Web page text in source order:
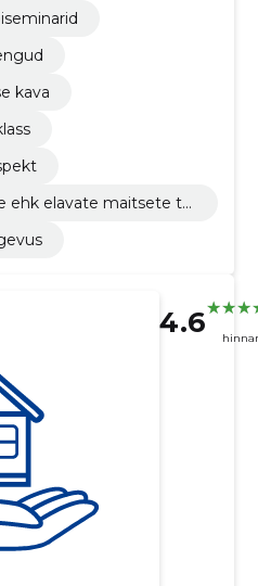
kava
ehk elavate maitsete tu
4.6